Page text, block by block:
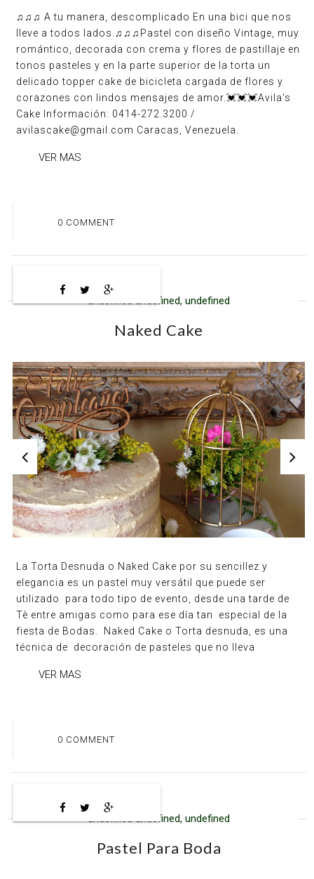
♫♫♫ A tu manera, descomplicado En una bici que nos
lleve a todos lados.♫♫♫Pastel con diseño Vintage, muy
romántico, decorada con crema y flores de pastillaje en
tonos pasteles y en la parte superior de la torta un
delicado topper cake de bicicleta cargada de flores y
corazones con lindos mensajes de amor.💓💓💓Avila's
Cake Información: 0414-272.3200 /
avilascake@gmail.com Caracas, Venezuela.
VER MAS
0 COMMENT
undefined undefined, undefined
Naked Cake
La Torta Desnuda o Naked Cake por su sencillez y
elegancia es un pastel muy versátil que puede ser
utilizado para todo tipo de evento, desde una tarde de
Tè entre amigas como para ese día tan especial de la
fiesta de Bodas. Naked Cake o Torta desnuda, es una
técnica de decoración de pasteles que no lleva
VER MAS
0 COMMENT
undefined undefined, undefined
Pastel Para Boda